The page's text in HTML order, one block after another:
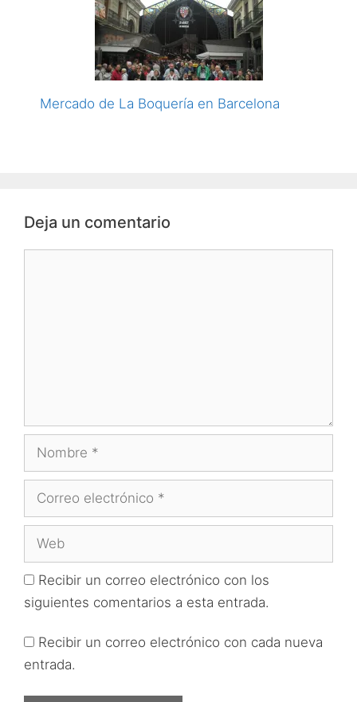
Mercado de La Boquería en Barcelona
Deja un comentario
electrónico
Recibir un correo electrónico con los
siguientes comentarios a esta entrada.
Recibir un correo electrónico con cada nueva
entrada.